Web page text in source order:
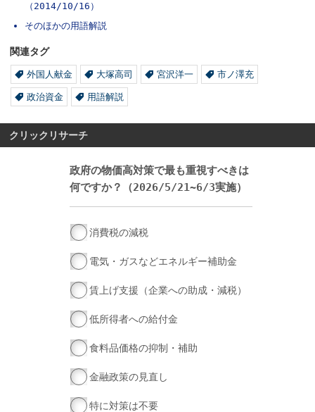
（2014/10/16）
そのほかの用語解説
関連タグ
外国人献金 大塚高司 宮沢洋一 市ノ澤充
政治資金 用語解説
クリックリサーチ
政府の物価高対策で最も重視すべきは
何ですか？（2026/5/21~6/3実施）
消費税の減税
電気・ガスなどエネルギー補助金
賃上げ支援（企業への助成・減税）
低所得者への給付金
食料品価格の抑制・補助
金融政策の見直し
特に対策は不要